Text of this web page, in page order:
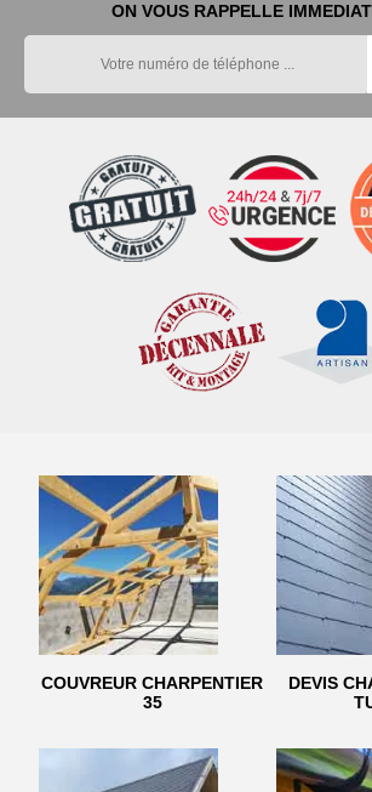
ON VOUS RAPPELLE
COUVREUR CHARPENTIER
35
DEVIS